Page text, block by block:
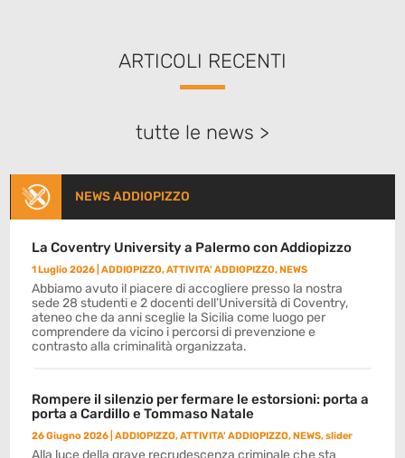
ARTICOLI RECENTI
tutte le news >
NEWS ADDIOPIZZO
La Coventry University a Palermo con Addiopizzo
1 Luglio 2026 |ADDIOPIZZO,ATTIVITA' ADDIOPIZZO,NEWS
Abbiamo avuto il piacere di accogliere presso la nostra
sede 28 studenti e 2 docenti dell’Università di Coventry,
ateneo che da anni sceglie la Sicilia come luogo per
comprendere da vicino i percorsi di prevenzione e
contrasto alla criminalità organizzata.
Rompere il silenzio per fermare le estorsioni: porta a
porta a Cardillo e Tommaso Natale
26 Giugno 2026 |ADDIOPIZZO,ATTIVITA' ADDIOPIZZO,NEWS,slider
Alla luce della grave recrudescenza criminale che sta